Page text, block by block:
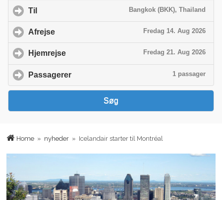
Home » nyheder » Icelandair starter til Montréal